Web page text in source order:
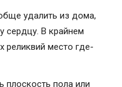
удалить из дома,
сердцу. В крайнем
реликвий место где-
плоскость пола или